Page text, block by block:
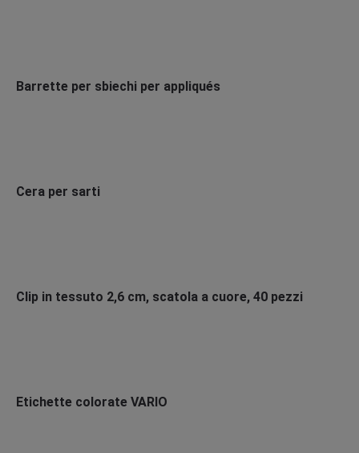
Barrette per sbiechi per appliqués
Cera per sarti
Clip in tessuto 2,6 cm, scatola a cuore, 40 pezzi
Etichette colorate VARIO